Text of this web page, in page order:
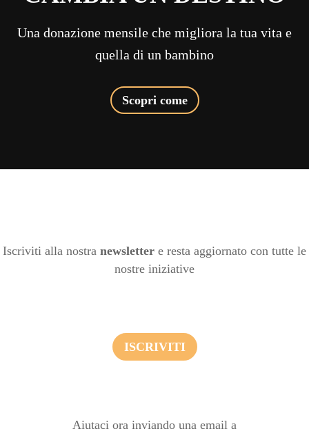
Una donazione mensile che migliora la tua vita e
quella di un bambino
Scopri come
Iscriviti alla nostra newsletter e resta aggiornato con tutte le
nostre iniziative
ISCRIVITI
Aiutaci ora inviando una email a